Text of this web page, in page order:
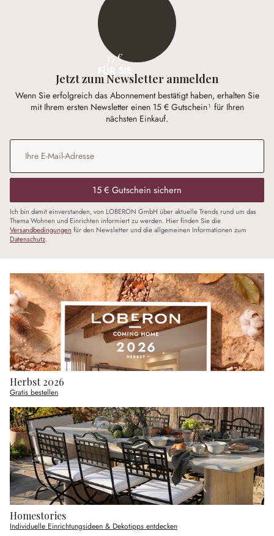
15 €
Jetzt zum Newsletter anmelden
Wenn Sie erfolgreich das Abonnement bestätigt haben, erhalten Sie
mit Ihrem ersten Newsletter einen 15 € Gutschein¹ für Ihren
nächsten Einkauf.
E-Mail-Adresse
15 € Gutschein sichern
Ich bin damit einverstanden, von LOBERON GmbH über aktuelle Trends rund um das
Thema Wohnen und Einrichten informiert zu werden. Hier finden Sie die
Versandbedingungen für den Newsletter und die allgemeinen Informationen zum
Datenschutz.
Herbst 2026
Gratis bestellen
Homestories
Individuelle Einrichtungsideen & Dekotipps entdecken